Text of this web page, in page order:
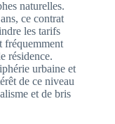
naturelles.
ce contrat
les tarifs
fréquemment
résidence.
urbaine et
de ce niveau
et de bris